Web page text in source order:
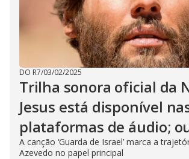
DO R7/03/02/2025
Trilha sonora oficial da
Jesus está disponível
plataformas de áudio;
A canção ‘Guarda de Israel’ marca a
Azevedo no papel principal